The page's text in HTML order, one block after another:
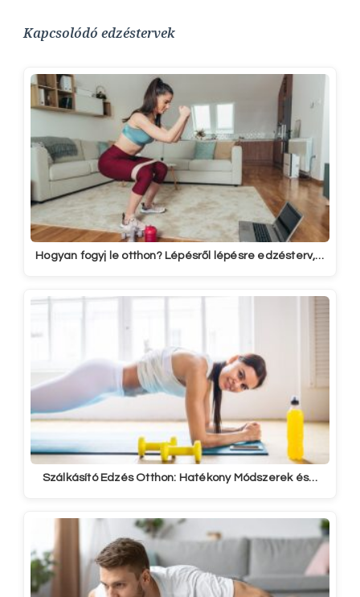
Kapcsolódó edzéstervek
Hogyan fogyj le otthon? Lépésről lépésre edzésterv,…
Szálkásító Edzés Otthon: Hatékony Módszerek és…